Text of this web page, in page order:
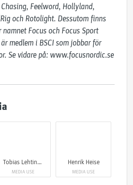
Feelword, Hollyland,
och Rotolight. Dessutom finns
Focus och Focus Sport
medlem i BSCI som jobbar för
Se vidare på: www.focusnordic.se
Tobias Lehtinen
MEDIA USE
Henrik Heise
MEDIA USE